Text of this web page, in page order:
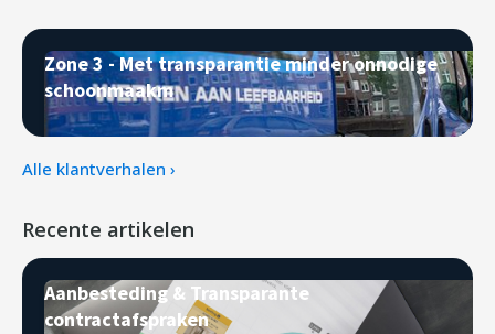
Zone 3 - Met transparantie minder onnodige
schoonmaakm
Alle klantverhalen ›
Recente artikelen
Aanbesteding & Transparante
contractafspraken